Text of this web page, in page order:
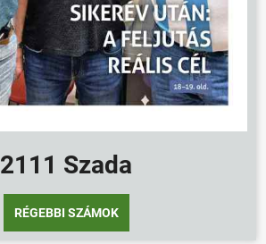
2111 Szada
RÉGEBBI SZÁMOK